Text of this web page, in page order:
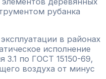
рубанка
в районах
исполнение
3.1 по ГОСТ 15150-69,
воздуха от минус